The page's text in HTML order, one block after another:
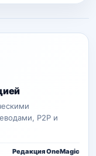
P2P и
Редакция OneMagic